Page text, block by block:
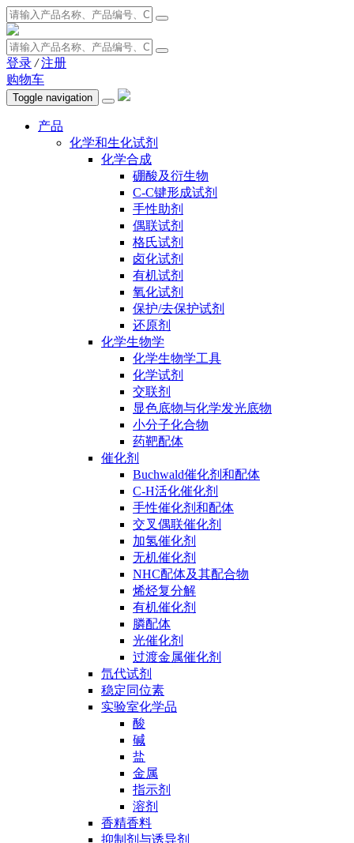
登录 / 注册
购物车
Toggle navigation
产品
化学和生化试剂
化学合成
硼酸及衍生物
C-C键形成试剂
手性助剂
偶联试剂
格氏试剂
卤化试剂
有机试剂
氧化试剂
保护/去保护试剂
还原剂
化学生物学
化学生物学工具
化学试剂
交联剂
显色底物与化学发光底物
小分子化合物
药靶配体
催化剂
Buchwald催化剂和配体
C-H活化催化剂
手性催化剂和配体
交叉偶联催化剂
加氢催化剂
无机催化剂
NHC配体及其配合物
烯烃复分解
有机催化剂
膦配体
光催化剂
过渡金属催化剂
氘代试剂
稳定同位素
实验室化学品
酸
碱
盐
金属
指示剂
溶剂
香精香料
抑制剂与诱导剂